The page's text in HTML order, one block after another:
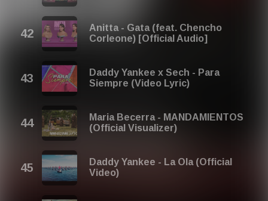
Anitta - Gata (feat. Chencho
Corleone) [Official Audio]
Daddy Yankee x Sech - Para
Siempre (Video Lyric)
Maria Becerra - MANDAMIENTOS
(Official Visualizer)
Daddy Yankee - La Ola (Official
Video)